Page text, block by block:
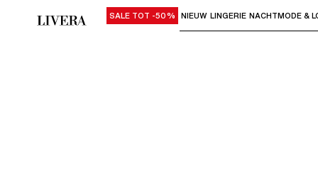
Gebruik "Pijl omlaag" of "Enter" om
SALE TOT -50% NIEUW LINGERIE NACHTMODE &